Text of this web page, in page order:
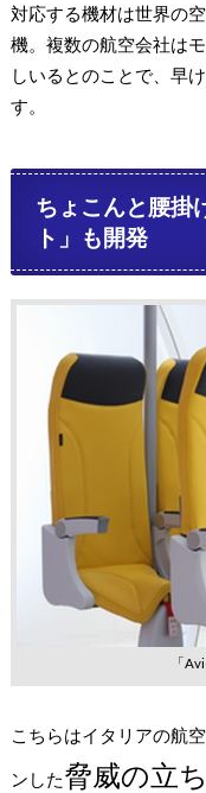
対応する機材は世界の
機。複数の航空会社は
しいるとのことで、早
す。
ちょこんと腰掛
ト」も開発
「
こちらはイタリアの航
ンした脅威の立